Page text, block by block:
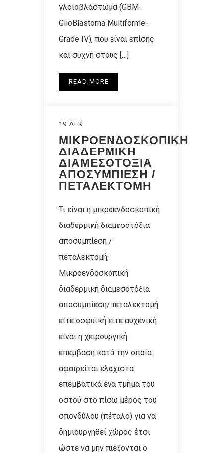
γλοιοβλάστωμα (GBM-
GlioBlastoma Multiforme-
Grade IV), που είναι επίσης
και συχνή στους […]
READ MORE
19 ΔΕΚ
ΜΙΚΡΟΕΝΔΟΣΚΟΠΙΚΗ
ΔΙΑΔΕΡΜΙΚΗ
ΔΙΑΜΕΣΟΤΟΞΙΑ
ΑΠΟΣΥΜΠΙΕΣΗ /
ΠΕΤΑΛΕΚΤΟΜΗ
Τι είναι η μικροενδοσκοπική
διαδερμική διαμεσοτόξια
αποσυμπίεση /
πεταλεκτομή;
Μικροενδοσκοπική
διαδερμική διαμεσοτόξια
αποσυμπίεση/πεταλεκτομή
είτε οσφυϊκή είτε αυχενική
είναι η χειρουργική
επέμβαση κατά την οποία
αφαιρείται ελάχιστα
επεμβατικά ένα τμήμα του
οστού στο πίσω μέρος του
σπονδύλου (πέταλο) για να
δημιουργηθεί χώρος έτσι
ώστε να μην πιέζονται ο